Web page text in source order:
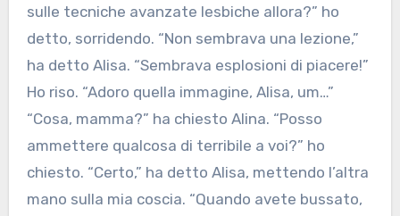
sulle tecniche avanzate lesbiche allora?” ho
detto, sorridendo. “Non sembrava una lezione,”
ha detto Alisa. “Sembrava esplosioni di piacere!”
Ho riso. “Adoro quella immagine, Alisa, um…”
“Cosa, mamma?” ha chiesto Alina. “Posso
ammettere qualcosa di terribile a voi?” ho
chiesto. “Certo,” ha detto Alisa, mettendo l’altra
mano sulla mia coscia. “Quando avete bussato,